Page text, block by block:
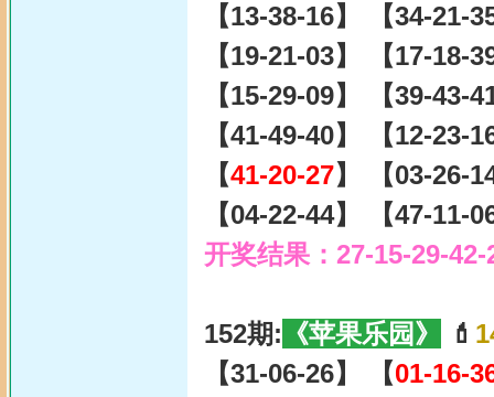
【13-38-16】 【34-21-
【19-21-03】 【17-18-
【15-29-09】 【39-43-
【41-49-40】 【12-23-
【41-20-27】 【03-26-
【04-22-44】 【47-11-
开奖结果：27-15-29-
152期: 《苹果乐园》 💄
【31-06-26】 【01-16-